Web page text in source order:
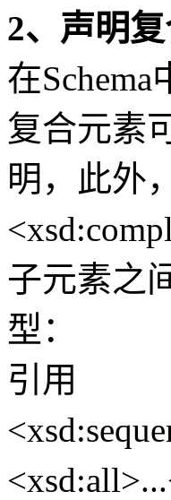
2、声明
在
复合元素
明，此外
子元素之
型：
引用